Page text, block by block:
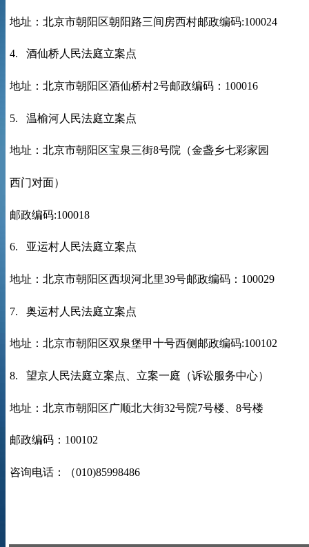
地址：北京市朝阳区朝阳路三间房西村邮政编码:100024
4. 酒仙桥人民法庭立案点
地址：北京市朝阳区酒仙桥村2号邮政编码： 100016
5. 温榆河人民法庭立案点
地址：北京市朝阳区宝泉三街8号院（金盏乡七彩家园
西门对面）
邮政编码:100018
6. 亚运村人民法庭立案点
地址：北京市朝阳区西坝河北里39号邮政编码： 100029
7. 奥运村人民法庭立案点
地址：北京市朝阳区双泉堡甲十号西侧邮政编码:100102
8. 望京人民法庭立案点、立案一庭（诉讼服务中心）
地址：北京市朝阳区广顺北大街32号院7号楼、 8号楼
邮政编码： 100102
咨询电话：（010)85998486